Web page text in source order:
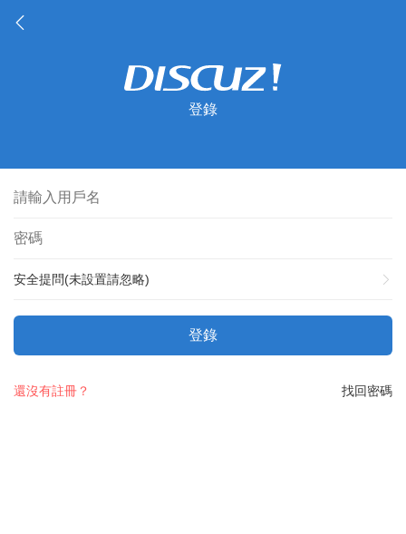
登錄
安全提問(未設置請忽略)
登錄
找回密碼
還沒有註冊？